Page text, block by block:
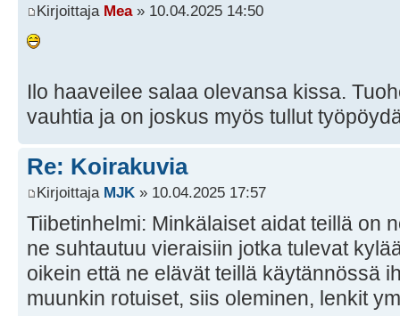
Kirjoittaja Mea» 10.04.2025 14:50
Ilo haaveilee salaa olevansa kissa.
vauhtia ja on joskus myös tullut
Re: Koirakuvia
Kirjoittaja MJK » 10.04.2025 17:57
Tiibetinhelmi: Minkälaiset aidat teillä on
ne suhtautuu vieraisiin jotka tulevat
oikein että ne elävät teillä käytännössä
muunkin rotuiset, siis oleminen, lenkit